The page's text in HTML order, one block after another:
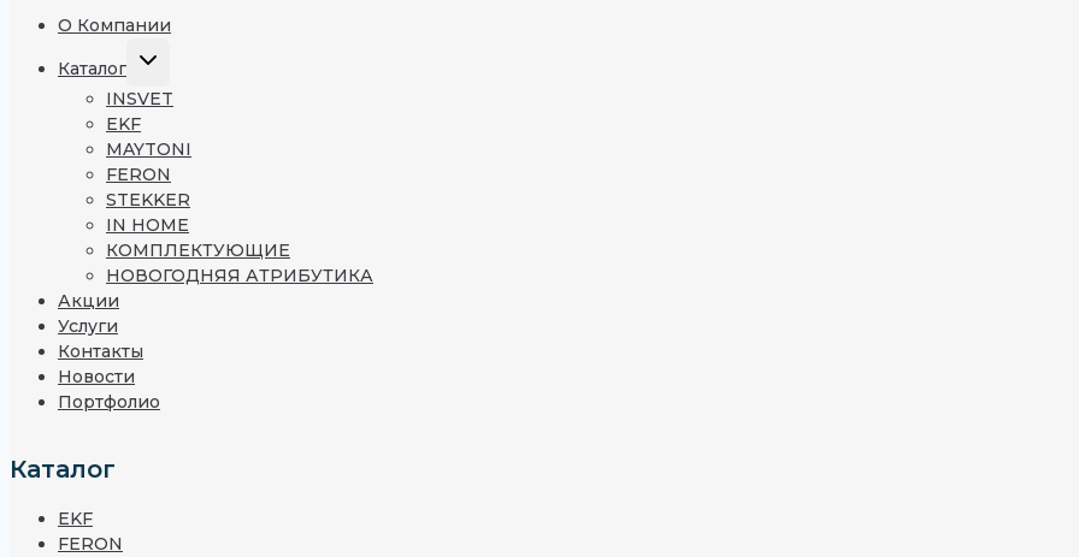
О Компании
Каталог
INSVET
EKF
MAYTONI
FERON
STEKKER
IN HOME
КОМПЛЕКТУЮЩИЕ
НОВОГОДНЯЯ АТРИБУТИКА
Акции
Услуги
Контакты
Новости
Портфолио
Каталог
EKF
FERON